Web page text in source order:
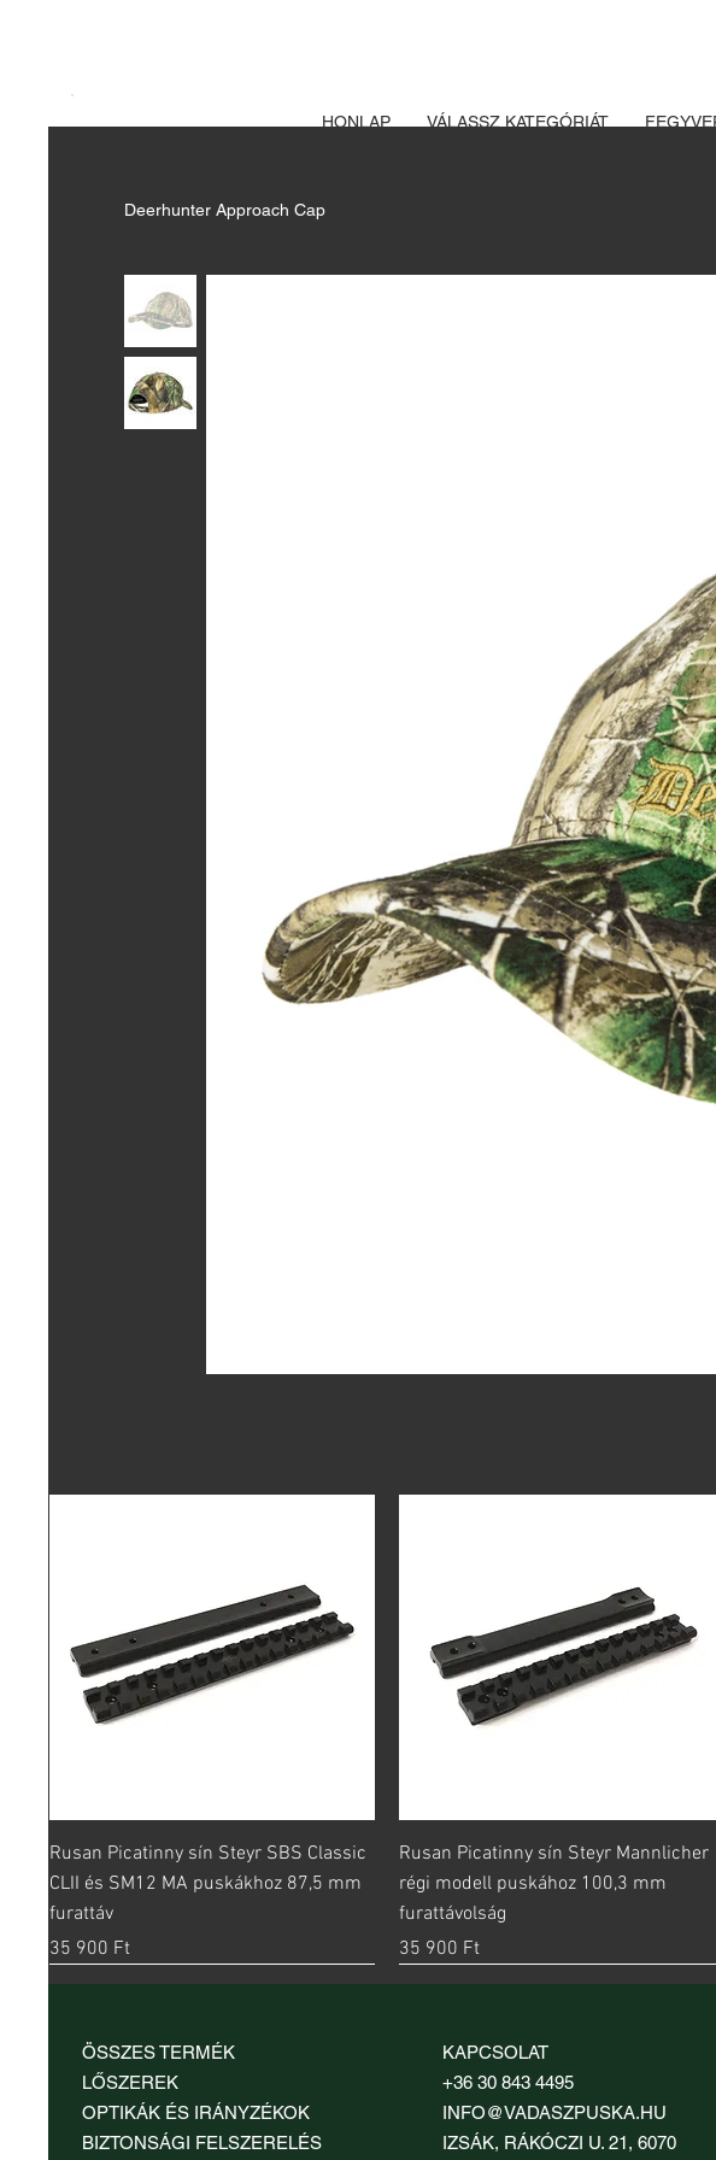
HONLAP VÁLASSZ KATEGÓRIÁT
Deerhunter Approach Cap
Gyorsnézet
Rusan Picatinny sín Steyr SBS Classic
CLII és SM12 MA puskákhoz 87,5 mm
furattáv
Ár
35 900 Ft
Gyorsnézet
Rusan Picatinny sín Steyr Mannlicher
régi modell puskához 100,3 mm
furattávolság
Ár
35 900 Ft
ÖSSZES TERMÉK
LŐSZEREK
OPTIKÁK ÉS IRÁNYZÉKOK
BIZTONSÁGI FELSZERELÉS
KAPCSOLAT
+36 30 843 4495
INFO@VADASZPUSKA.HU
IZSÁK, RÁKÓCZI U. 21, 6070